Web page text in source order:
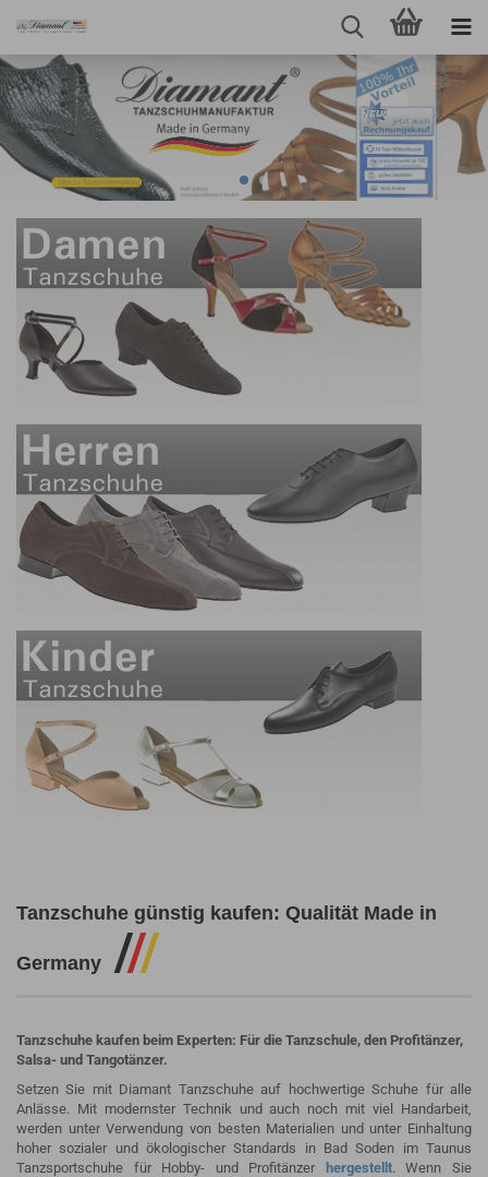
Tanzschuhe günstig kaufen: Qualität Made in
Germany ///
Tanzschuhe kaufen beim Experten: Für die Tanzschule, den Profitänzer,
Salsa- und Tangotänzer.
Setzen Sie mit Diamant Tanzschuhe auf hochwertige Schuhe für alle
Anlässe. Mit modernster Technik und auch noch mit viel Handarbeit,
werden unter Verwendung von besten Materialien und unter Einhaltung
hoher sozialer und ökologischer Standards in Bad Soden im Taunus
Tanzsportschuhe für Hobby- und Profitänzer
hergestellt. Wenn Sie